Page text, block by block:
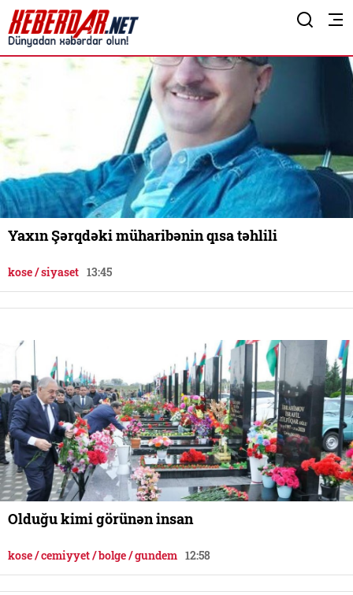
Yaxın Şərqdəki müharibənin qısa təhlili
kose / siyaset 13:45
Olduğu kimi görünən insan
kose / cemiyyet / bolge / gundem 12:58